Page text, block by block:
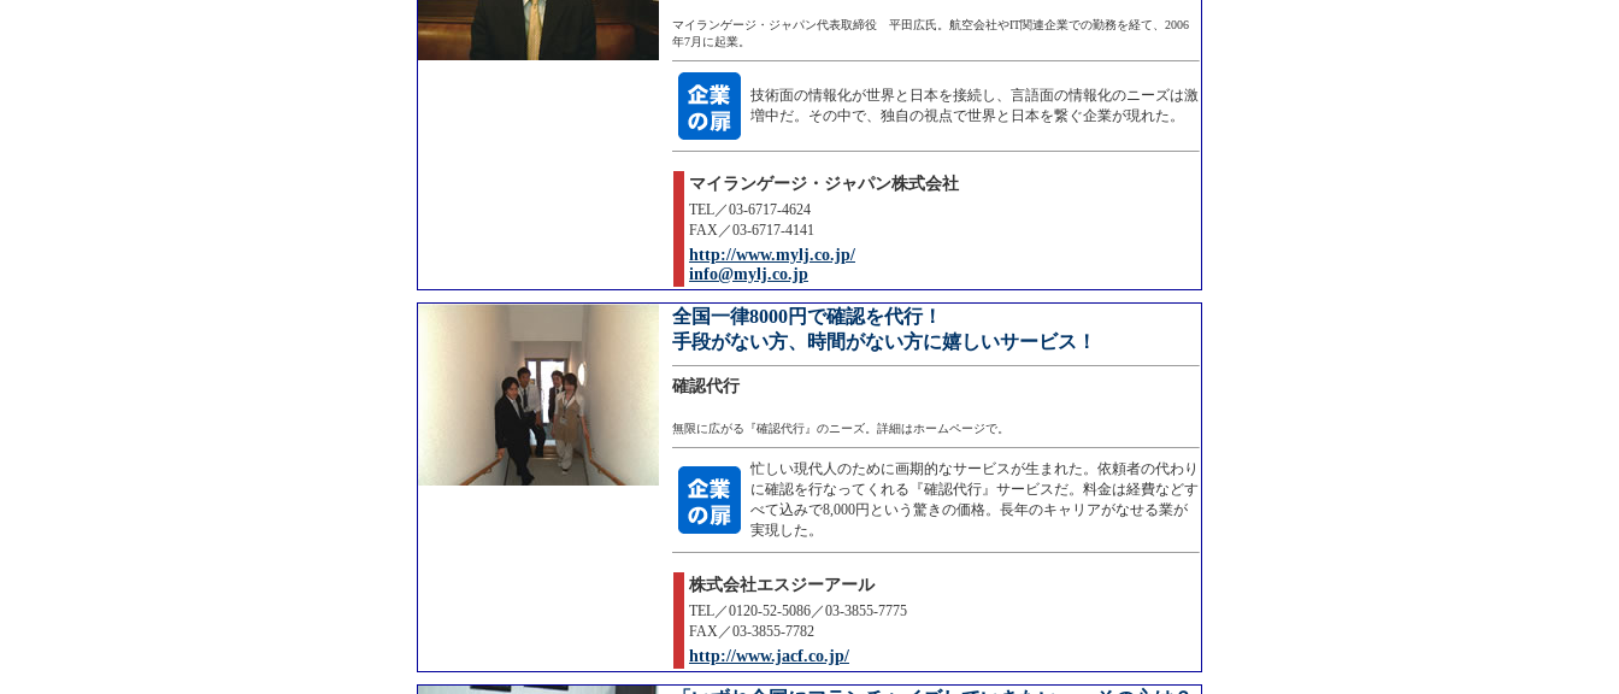
マイランゲージ・ジャパン代表取締役 平田広氏。航空会社やIT関連企業での勤務を経て、2006
年7月に起業。
技術面の情報化が世界と日本を接続し、言語面の情報化のニーズは激
増中だ。その中で、独自の視点で世界と日本を繋ぐ企業が現れた。
マイランゲージ・ジャパン株式会社
TEL／03-6717-4624
FAX／03-6717-4141
http://www.mylj.co.jp/
info@mylj.co.jp
全国一律8000円で確認を代行！
手段がない方、時間がない方に嬉しいサービス！
確認代行
無限に広がる『確認代行』のニーズ。詳細はホームページで。
忙しい現代人のために画期的なサービスが生まれた。依頼者の代わり
に確認を行なってくれる『確認代行』サービスだ。料金は経費などす
べて込みで8,000円という驚きの価格。長年のキャリアがなせる業が
実現した。
株式会社エスジーアール
TEL／0120-52-5086／03-3855-7775
FAX／03-3855-7782
http://www.jacf.co.jp/